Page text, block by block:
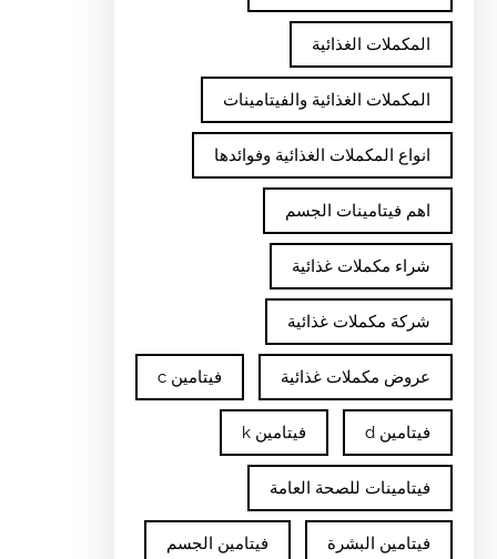
المكملات الغذائية
المكملات الغذائية والفيتامينات
انواع المكملات الغذائية وفوائدها
اهم فيتامينات الجسم
شراء مكملات غذائية
شركة مكملات غذائية
عروض مكملات غذائية فيتامين c
فيتامين d فيتامين k
فيتامينات للصحة العامة
فيتامين البشرة فيتامين الجسم